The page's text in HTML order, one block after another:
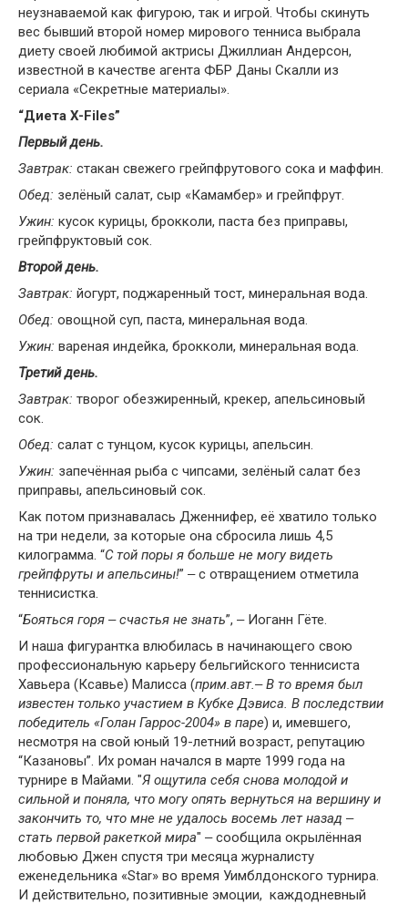
неузнаваемой как фигурою, так и игрой. Чтобы скинуть
вес бывший второй номер мирового тенниса выбрала
диету своей любимой актрисы Джиллиан Андерсон,
известной в качестве агента ФБР Даны Скалли из
сериала «Секретные материалы».
“Диета X-Files”
Первый день.
Завтрак: стакан свежего грейпфрутового сока и маффин.
Обед: зелёный салат, сыр «Камамбер» и грейпфрут.
Ужин: кусок курицы, брокколи, паста без приправы,
грейпфруктовый сок.
Второй день.
Завтрак: йогурт, поджаренный тост, минеральная вода.
Обед: овощной суп, паста, минеральная вода.
Ужин: вареная индейка, брокколи, минеральная вода.
Третий день.
Завтрак: творог обезжиренный, крекер, апельсиновый
сок.
Обед: салат с тунцом, кусок курицы, апельсин.
Ужин: запечённая рыба с чипсами, зелёный салат без
приправы, апельсиновый сок.
Как потом признавалась Дженнифер, её хватило только
на три недели, за которые она сбросила лишь 4,5
килограмма. “С той поры я больше не могу видеть
грейпфруты и апельсины!” ‒ с отвращением отметила
теннисистка.
“Бояться горя ‒ счастья не знать”, ‒ Иоганн Гёте.
И наша фигурантка влюбилась в начинающего свою
профессиональную карьеру бельгийского теннисиста
Хавьера (Ксавье) Малисса (прим.авт.‒ В то время был
известен только участием в Кубке Дэвиса. В последствии
победитель «Голан Гаррос-2004» в паре) и, имевшего,
несмотря на свой юный 19-летний возраст, репутацию
“Казановы”. Их роман начался в марте 1999 года на
турнире в Майами. "Я ощутила себя снова молодой и
сильной и поняла, что могу опять вернуться на вершину и
закончить то, что мне не удалось восемь лет назад ‒
стать первой ракеткой мира" ‒ сообщила окрылённая
любовью Джен спустя три месяца журналисту
еженедельника «Star» во время Уимблдонского турнира.
И действительно, позитивные эмоции, каждодневный